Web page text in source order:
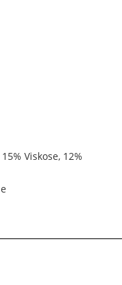
Viskose, 12%